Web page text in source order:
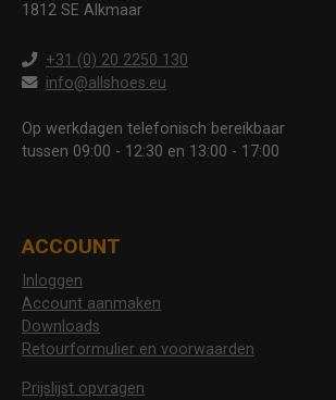
1812 SE Alkmaar
+31 (0) 20 2250 130
info@allshoes.eu
Op werkdagen telefonisch bereikbaar
tussen 09:00 - 12:30 en 13:00 - 17:00
ACCOUNT
Inloggen
Account aanmaken
Downloads
Retourformulier en voorwaarden
Prijslijst opvragen